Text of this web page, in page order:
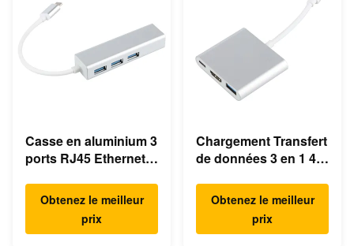
Casse en aluminium 3
ports RJ45 Ethernet
Obtenez le meilleur
prix
Chargement Transfert
de données 3 en 1 4K
de type C
Obtenez le meilleur
prix